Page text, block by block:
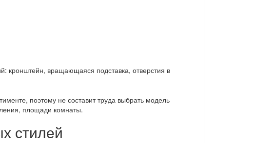
кронштейн, вращающаяся подставка, отверстия в
поэтому не составит труда выбрать модель
площади комнаты.
стилей